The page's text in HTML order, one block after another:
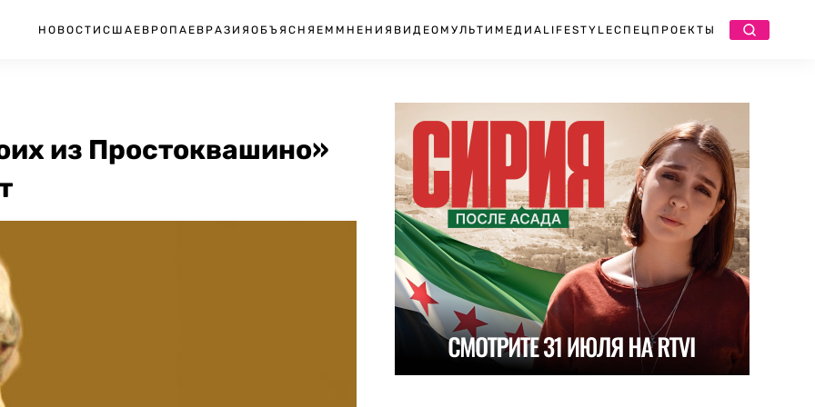
НОВОСТИ США ЕВРОПА ЕВРАЗИЯ ОБЪЯСНЯЕМ МНЕНИЯ ВИДЕО МУЛЬТИМЕДИА LIFESTYLEСПЕЦПРОЕКТЫ
из Простоквашино»